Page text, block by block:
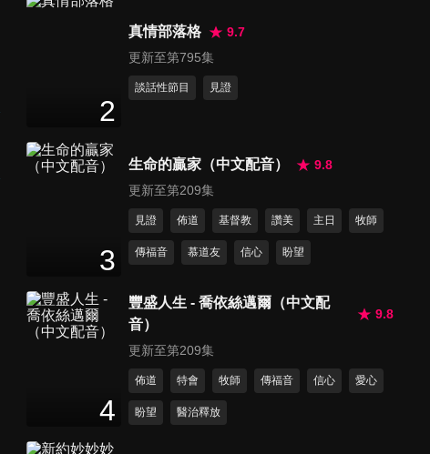
第460集 我也想參加敬拜團！
半老是說話不算話！
46
媽？
酒、抽獎、紅包，還有？
第464集 難道事業有成後，家
2
真情部落格
9.7
更新至第795集
談話性節目 見證
3
生命的贏家（中文配音）
9.8
更新至第209集
見證 佈道 基督教 讚美 主日 牧師
傳福音 慕道友 信心 盼望
4
豐盛人生 - 喬依絲邁爾（中文配
音）
9.8
更新至第209集
佈道 特會 牧師 傳福音 信心 愛心
盼望 醫治釋放